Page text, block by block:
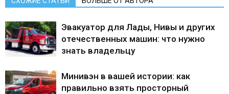
Эвакуатор для Лады, Нивы и других
отечественных машин: что нужно
знать владельцу
Минивэн в вашей истории: как
правильно взять просторный